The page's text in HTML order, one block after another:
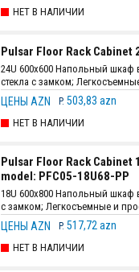
сборка.
НЕТ В НАЛИЧИИ
Pulsar Floor Rack Cabinet
24U 600x600 Напольный шкаф
стекла с замком;
с защелкой; Толщина стали:
; В комплекте: 2 вентилятора
сборка.
ЦЕНЫ AZN P. 503,83 azn
НЕТ В НАЛИЧИИ
Pulsar Floor Rack
model: PFC05-18U68-PP
18U 600x800 Напольный
с замком; Легкосъемные и
защелкой; Толщина стали:
В комплекте: 4 вентилятора +
сборка.
ЦЕНЫ AZN P. 517,72 azn
НЕТ В НАЛИЧИИ